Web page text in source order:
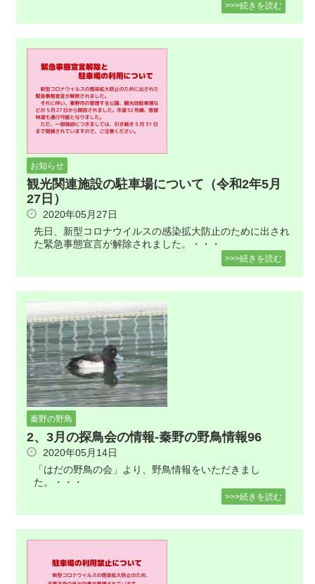
>>>続きを読む
お知らせ
観光関連施設の駐車場について（令和2年5月
27日）
2020年05月27日
先日、新型コロナウイルスの感染拡大防止のために出され
た緊急事態宣言が解除されました。・・・
>>>続きを読む
秦野の野鳥
2、3月の探鳥会の情報-秦野の野鳥情報96
2020年05月14日
「はだの野鳥の会」より、野鳥情報をいただきまし
た。・・・
>>>続きを読む